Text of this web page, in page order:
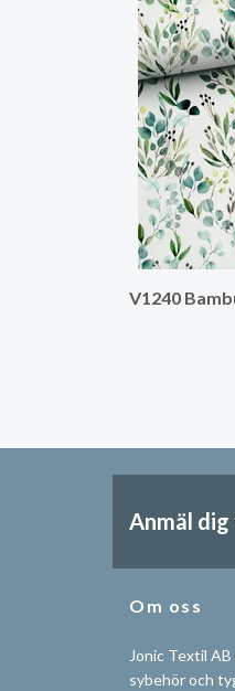
V1240
Anmäl
Om oss
Jonic Textil
sybehör och